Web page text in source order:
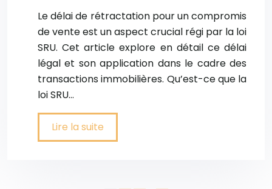
Le délai de rétractation pour un compromis
de vente est un aspect crucial régi par la loi
SRU. Cet article explore en détail ce délai
légal et son application dans le cadre des
transactions immobilières. Qu’est-ce que la
loi SRU…
Lire la suite